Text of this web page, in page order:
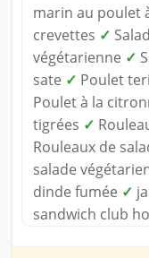
marin au poulet
crevettes ✓
végétarienne ✓
sate ✓ Poulet
Poulet à la
tigrées ✓
Rouleaux de
salade
dinde fumée ✓
sandwich club